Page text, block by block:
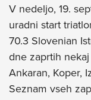
V nedeljo, 19.
uradni start
70.3 Slovenian
dne zaprtih
Ankaran, Koper,
Seznam vseh